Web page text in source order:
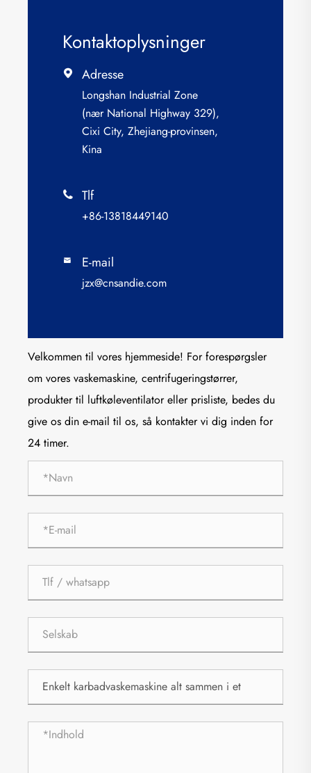
Kontaktoplysninger
 Adresse
Longshan Industrial Zone
(nær National Highway 329),
Cixi City, Zhejiang-provinsen,
Kina
 Tlf
+86-13818449140
 E-mail
jzx@cnsandie.com
Velkommen til vores hjemmeside! For forespørgsler
om vores vaskemaskine, centrifugeringstørrer,
produkter til luftkøleventilator eller prisliste, bedes du
give os din e-mail til os, så kontakter vi dig inden for
24 timer.